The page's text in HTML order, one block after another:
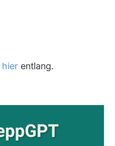
hierentlang.